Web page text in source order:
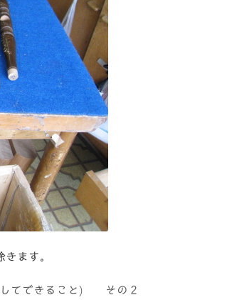
ます。
してできること) その２